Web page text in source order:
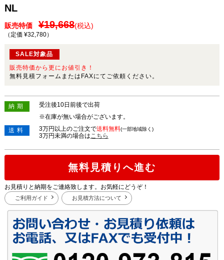
NL
販売特価 ¥19,668(税込)
（定価 ¥32,780）
SALE対象品
販売特価から更にお値引き！
無料見積フォームまたはFAXにてご依頼ください。
納期
受注後10日前後で出荷
※在庫が無い場合がございます。
送料
3万円以上のご注文で送料無料(一部地域除く)
3万円未満の場合は こちら
無料見積りへ進む
お見積りと納期をご連絡致します。お気軽にどうぞ！
ご利用ガイド お見積方法について